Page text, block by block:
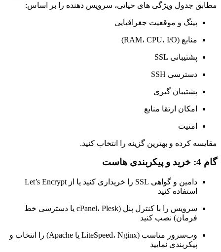
مطابق جدول ویژگی های حیاتی، سرویس دهنده را بر اساس:
پینگ و موقعیت جغرافیایی
منابع (RAM، CPU، I/O)
پشتیبانی SSL
دسترسی SSH
پشتیبان گیری
امکان ارتقا منابع
امنیت
مقایسه کرده و بهترین گزینه را انتخاب کنید.
گام 4: خرید و پیکربندی هاست
دامین و گواهی SSL را خریداری کنید یا از Let’s Encrypt
استفاده کنید
سرویس را با کنترل پنل (cPanel، Plesk یا دسترسی خط
فرمان) نصب کنید
وب‌سرور مناسب (LiteSpeed، Nginx یا Apache) را انتخاب و
پیکربندی نمایید